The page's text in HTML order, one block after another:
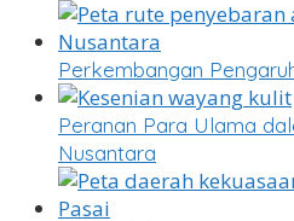
Perkembangan
Peranan Para Ulama
Nusantara